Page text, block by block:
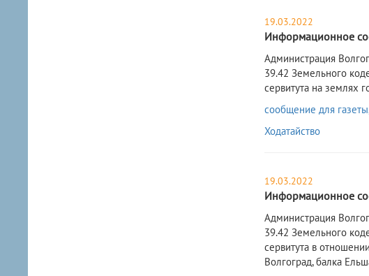
19.03.2022
Информационное
​Администрация
39.42 Земельного
сервитута на землях
сообщение для
Ходатайство
19.03.2022
Информационное
​Администрация
39.42 Земельного
сервитута в
Волгоград, балка